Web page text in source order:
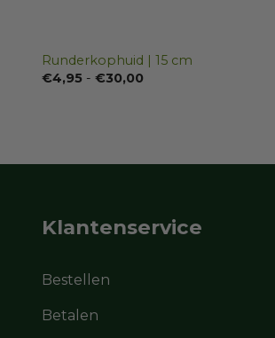
Runderkophuid | 15 cm
€4,95 - €30,00Prijsklasse:
Klantenservice
Bestellen
Betalen